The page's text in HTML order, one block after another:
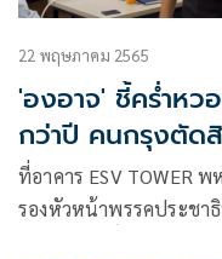
22 พฤษภาคม 2565
'องอาจ' ชี้คร่ำหว
กว่าปี คนกรุงตัด
ที่อาคาร ESV TOWER
รองหัวหน้าพรรคประชา